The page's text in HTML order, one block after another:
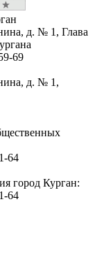
д. № 1, Глава
69
д. № 1,
64
город Курган:
64